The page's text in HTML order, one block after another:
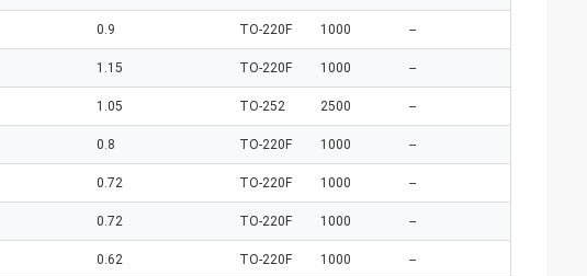
0.9 TO-220F 1000 --
1.15 TO-220F 1000 --
1.05 TO-252 2500 --
0.8 TO-220F 1000 --
0.72 TO-220F 1000 --
0.72 TO-220F 1000 --
0.62 TO-220F 1000 --